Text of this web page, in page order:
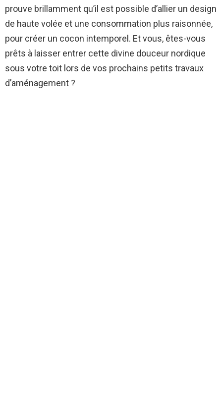
prouve brillamment qu’il est possible d’allier un design
de haute volée et une consommation plus raisonnée,
pour créer un cocon intemporel. Et vous, êtes-vous
prêts à laisser entrer cette divine douceur nordique
sous votre toit lors de vos prochains petits travaux
d’aménagement ?